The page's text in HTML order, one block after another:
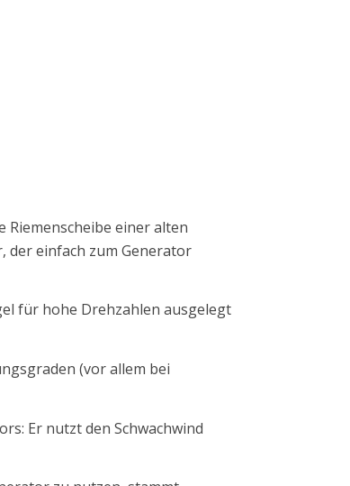
Riemenscheibe einer alten
der einfach zum Generator
für hohe Drehzahlen ausgelegt
(vor allem bei
Er nutzt den Schwachwind